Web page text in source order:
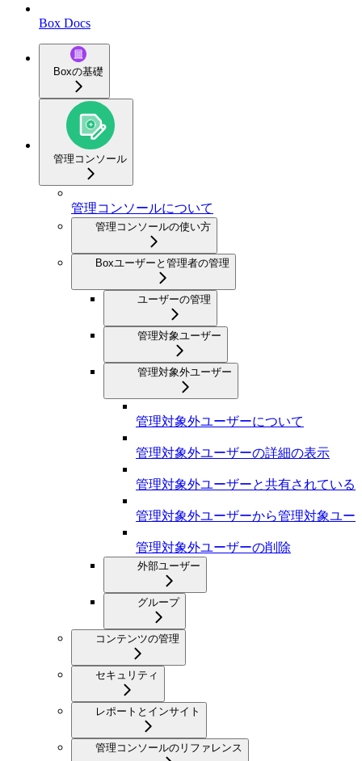
Box Docs
Boxの基礎
管理コンソール
管理コンソールについて
管理コンソールの使い方
Boxユーザーと管理者の管理
ユーザーの管理
管理対象ユーザー
管理対象外ユーザー
管理対象外ユーザーについて
管理対象外ユーザーの詳細の表示
管理対象外ユーザーと共有されている
管理対象外ユーザーから管理対象ユー
管理対象外ユーザーの削除
外部ユーザー
グループ
コンテンツの管理
セキュリティ
レポートとインサイト
管理コンソールのリファレンス